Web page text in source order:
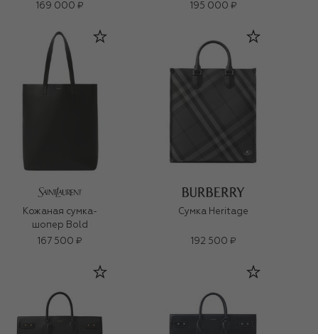
169 000 ₽
195 000 ₽
Кожаная сумка-
шопер Bold
167 500 ₽
Сумка Heritage
192 500 ₽